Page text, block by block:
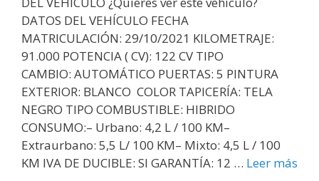
DATOS DEL VEHÍCULO FECHA
MATRICULACIÓN: 29/10/2021 KILOMETRAJE:
91.000 POTENCIA ( CV): 122 CV TIPO
CAMBIO: AUTOMÁTICO PUERTAS: 5 PINTURA
EXTERIOR: BLANCO COLOR TAPICERÍA: TELA
NEGRO TIPO COMBUSTIBLE: HIBRIDO
CONSUMO:– Urbano: 4,2 L / 100 KM–
Extraurbano: 5,5 L/ 100 KM– Mixto: 4,5 L / 100
KM IVA DE DUCIBLE: SI GARANTÍA: 12 … Leer más